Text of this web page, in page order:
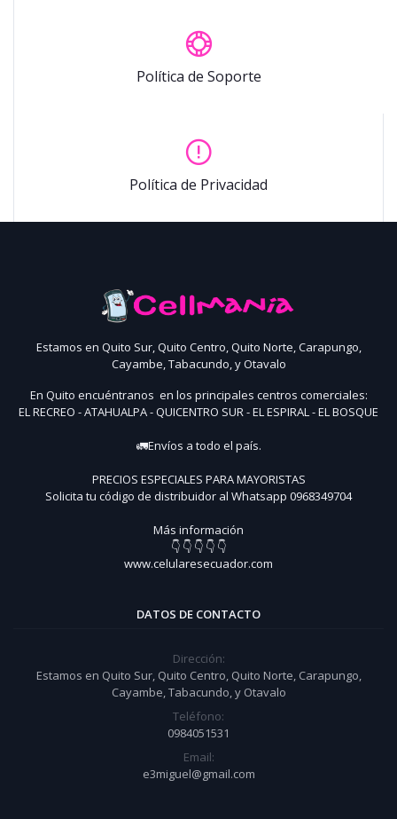
Política de Soporte
Política de Privacidad
Estamos en Quito Sur, Quito Centro, Quito Norte, Carapungo,
Cayambe, Tabacundo, y Otavalo
En Quito encuéntranos en los principales centros comerciales:
EL RECREO - ATAHUALPA - QUICENTRO SUR - EL ESPIRAL - EL BOSQUE
🚛Envíos a todo el país.
PRECIOS ESPECIALES PARA MAYORISTAS
Solicita tu código de distribuidor al Whatsapp 0968349704
Más información
👇 👇 👇 👇 👇
www.celularesecuador.com
DATOS DE CONTACTO
Dirección:
Estamos en Quito Sur, Quito Centro, Quito Norte, Carapungo,
Cayambe, Tabacundo, y Otavalo
Teléfono:
0984051531
Email:
e3miguel@gmail.com